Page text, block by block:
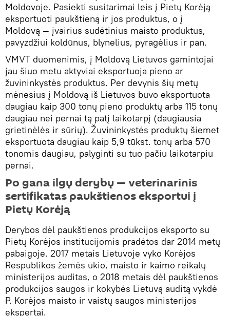
Moldovoje. Pasiekti susitarimai leis į Pietų Korėją
eksportuoti paukštieną ir jos produktus, o į
Moldovą — įvairius sudėtinius maisto produktus,
pavyzdžiui koldūnus, blynelius, pyragėlius ir pan.
VMVT duomenimis, į Moldovą Lietuvos gamintojai
jau šiuo metu aktyviai eksportuoja pieno ar
žuvininkystės produktus. Per devynis šių metų
mėnesius į Moldovą iš Lietuvos buvo eksportuota
daugiau kaip 300 tonų pieno produktų arba 115 tonų
daugiau nei pernai tą patį laikotarpį (daugiausia
grietinėlės ir sūrių). Žuvininkystės produktų šiemet
eksportuota daugiau kaip 5,9 tūkst. tonų arba 570
tonomis daugiau, palyginti su tuo pačiu laikotarpiu
pernai.
Po gana ilgų derybų — veterinarinis
sertifikatas paukštienos eksportui į
Pietų Korėją
Derybos dėl paukštienos produkcijos eksporto su
Pietų Korėjos institucijomis pradėtos dar 2014 metų
pabaigoje. 2017 metais Lietuvoje vyko Korėjos
Respublikos žemės ūkio, maisto ir kaimo reikalų
ministerijos auditas, o 2018 metais dėl paukštienos
produkcijos saugos ir kokybės Lietuvą auditą vykdė
P. Korėjos maisto ir vaistų saugos ministerijos
ekspertai.